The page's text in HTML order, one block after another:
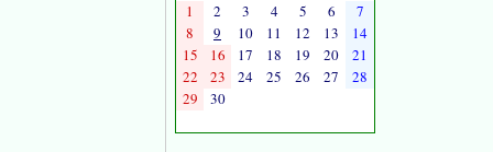
1
2 3 4 5 6
7
8
9 10 11 12 13
14
15
16 17 18 19 20
21
22
23 24 25 26 27
28
29
30